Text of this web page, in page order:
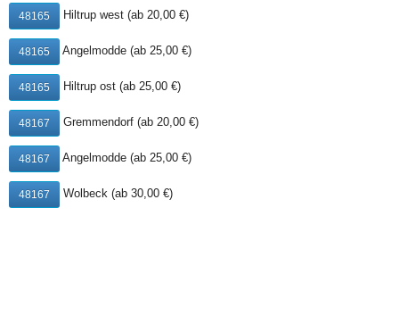
48165 Hiltrup west (ab 20,00 €)
48165 Angelmodde (ab 25,00 €)
48165 Hiltrup ost (ab 25,00 €)
48167 Gremmendorf (ab 20,00 €)
48167 Angelmodde (ab 25,00 €)
48167 Wolbeck (ab 30,00 €)
scharfer Sauce
20. gemischter Salat mit
Cocktail Sauce
20a. gemischter Salat mit
klarer Sauce